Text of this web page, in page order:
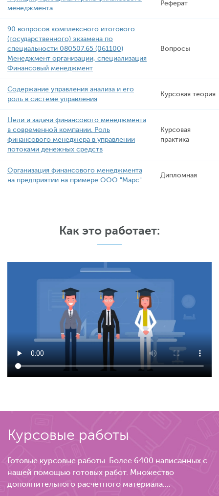
менеджмента
Реферат
90 вопросов комплексного итогового
(государственного) экзамена по
специальности 080507.65 (061100)
Менеджмент организации, специализация
Финансовый менеджмент
Вопросы
Содержание управления анализа и его
роль в системе управления
Курсовая теория
Цели и задачи финансового менеджмента
в современной компании. Роль
финансового менеджера в управлении
потоками денежных средств
Курсовая
практика
Организация финансового менеджмента
на предприятии на примере ООО "Марс"
Дипломная
Как это работает:
Курсовые работы
Готовые курсовые работы. Более 6400 написанных с
нашей помощью готовых работ. Множество
дополнительного расчетного материала....